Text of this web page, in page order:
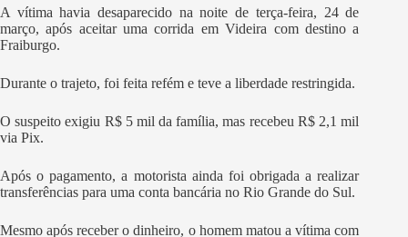
A vítima havia desaparecido na noite de terça-feira, 24 de
março, após aceitar uma corrida em Videira com destino a
Fraiburgo.
Durante o trajeto, foi feita refém e teve a liberdade restringida.
O suspeito exigiu R$ 5 mil da família, mas recebeu R$ 2,1 mil
via Pix.
Após o pagamento, a motorista ainda foi obrigada a realizar
transferências para uma conta bancária no Rio Grande do Sul.
Mesmo após receber o dinheiro, o homem matou a vítima com